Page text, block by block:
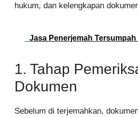
hukum, dan kelengkapan
Jasa Penerjemah Tersumpah
1. Tahap
Dokumen
Sebelum di terjemahkan,